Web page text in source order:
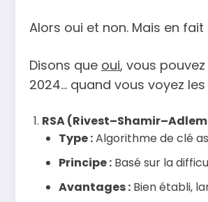
Alors oui et non. Mais en fait
Disons que oui, vous
2024… quand vous voyez
RSA
Type :Algorithme de clé
Principe : Basé sur la
Avantages : Bien établi,